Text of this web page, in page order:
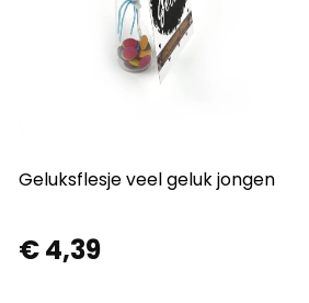
Geluksflesje veel geluk jongen
€4,39